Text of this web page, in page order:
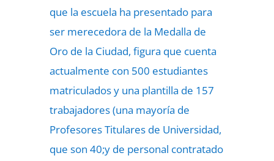
que la escuela ha presentado para
ser merecedora de la Medalla de
Oro de la Ciudad, figura que cuenta
actualmente con 500 estudiantes
matriculados y una plantilla de 157
trabajadores (una mayoría de
Profesores Titulares de Universidad,
que son 40;y de personal contratado